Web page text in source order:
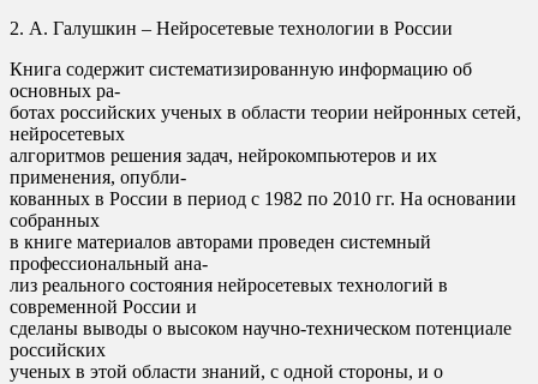
2. А. Галушкин – Нейросетевые технологии в России
Книга содержит систематизированную информацию об
основных ра-
ботах российских ученых в области теории нейронных сетей,
нейросетевых
алгоритмов решения задач, нейрокомпьютеров и их
применения, опубли-
кованных в России в период с 1982 по 2010 гг. На основании
собранных
в книге материалов авторами проведен системный
профессиональный ана-
лиз реального состояния нейросетевых технологий в
современной России и
сделаны выводы о высоком научно-техническом потенциале
российских
ученых в этой области знаний, с одной стороны, и о